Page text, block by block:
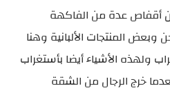
أقفاص عدة من الفاكهة
وبعض المنتجات الألبانية وهنا
ولهذه الأشياء أيضا بأستغراب
خرج الرجال من الشقة